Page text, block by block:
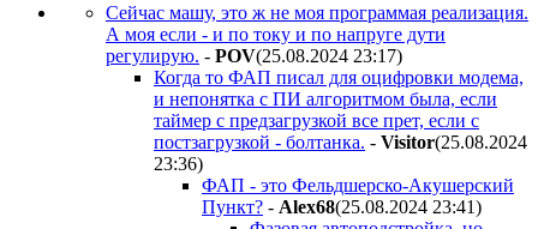
Сейчас машу, это ж не моя программая реализация.
А моя если - и по току и по напруге дути
регулирую. - POV(25.08.2024 23:17)
Когда то ФАП писал для оцифровки модема,
и непонятка с ПИ алгоритмом была, если
таймер с предзагрузкой все прет, если с
постзагрузкой - болтанка. - Visitor(25.08.2024
23:36)
ФАП - это Фельдшерско-Акушерский
Пункт? - Alex68(25.08.2024 23:41)